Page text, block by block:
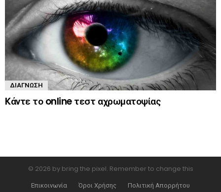
ΔΙΆΓΝΩΣΗ
Kάντε το online τεστ αχρωματοψίας
© 2026 by bring the pixel. Remember to change this
Επικοινωνία
Όροι Χρήσης Πολιτική Απορρήτου